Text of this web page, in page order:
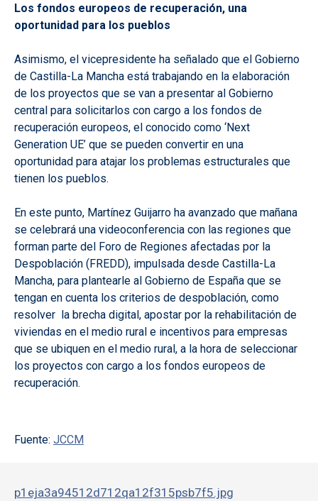
Los fondos europeos de recuperación, una
oportunidad para los pueblos
Asimismo, el vicepresidente ha señalado que el Gobierno
de Castilla-La Mancha está trabajando en la elaboración
de los proyectos que se van a presentar al Gobierno
central para solicitarlos con cargo a los fondos de
recuperación europeos, el conocido como ‘Next
Generation UE’ que se pueden convertir en una
oportunidad para atajar los problemas estructurales que
tienen los pueblos.
En este punto, Martínez Guijarro ha avanzado que mañana
se celebrará una videoconferencia con las regiones que
forman parte del Foro de Regiones afectadas por la
Despoblación (FREDD), impulsada desde Castilla-La
Mancha, para plantearle al Gobierno de España que se
tengan en cuenta los criterios de despoblación, como
resolver la brecha digital, apostar por la rehabilitación de
viviendas en el medio rural e incentivos para empresas
que se ubiquen en el medio rural, a la hora de seleccionar
los proyectos con cargo a los fondos europeos de
recuperación.
Fuente: JCCM
p1eja3a94512d712qa12f315psb7f5.jpg